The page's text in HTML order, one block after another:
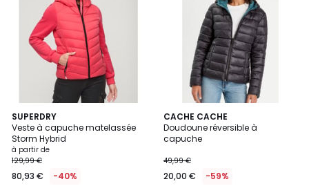
SUPERDRY
Veste à capuche matelassée
Storm Hybrid
à partir de
129,99 €
80,93 € -40%
2
Couleurs
CACHE CACHE
Doudoune réversible à
capuche
49,99 €
20,00 € -59%